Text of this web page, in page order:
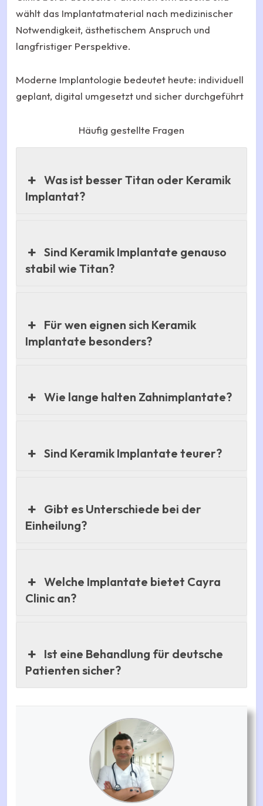
wählt das Implantatmaterial nach medizinischer
Notwendigkeit, ästhetischem Anspruch und
langfristiger Perspektive.
Moderne Implantologie bedeutet heute: individuell
geplant, digital umgesetzt und sicher durchgeführt
Häufig gestellte Fragen
Was ist besser Titan oder Keramik
Implantat?
Sind Keramik Implantate genauso
stabil wie Titan?
Für wen eignen sich Keramik
Implantate besonders?
Wie lange halten Zahnimplantate?
Sind Keramik Implantate teurer?
Gibt es Unterschiede bei der
Einheilung?
Welche Implantate bietet Cayra
Clinic an?
Ist eine Behandlung für deutsche
Patienten sicher?